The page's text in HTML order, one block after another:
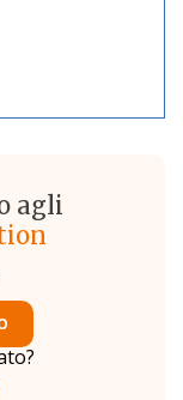
agli